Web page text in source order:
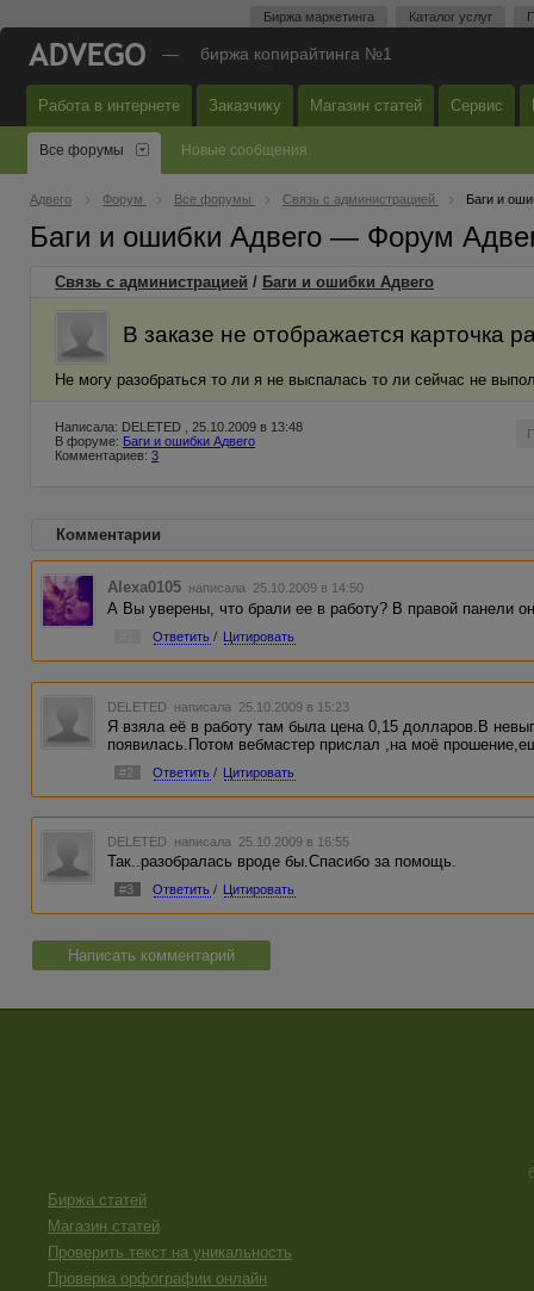
Биржа маркетинга Каталог услуг
— биржа копирайтинга №1
Работа в интернете Заказчику Магазин статей Сервис
Все форумы Новые сообщения
Адвего Форум Все форумы Связь с администрацией Баги и
Баги и ошибки Адвего — Форум
Связь с администрацией / Баги и ошибки Адвего
В заказе не отображается карточка
Не могу разобраться то ли я не выспалась то ли сейчас не
Написала: DELETED , 25.10.2009 в 13:48
В форуме: Баги и ошибки Адвего
Комментариев: 3
Комментарии
Alexa0105 написала 25.10.2009 в 14:50
А Вы уверены, что брали ее в работу? В правой панели
Ответить / Цитировать
DELETED написала 25.10.2009 в 15:23
Я взяла её в работу там была цена 0,15 долларов.В
появилась.Потом вебмастер прислал ,на моё
#2 Ответить / Цитировать
DELETED написала 25.10.2009 в 16:55
Так..разобралась вроде бы.Спасибо за помощь.
#3 Ответить / Цитировать
Написать комментарий
Биржа статей
Магазин статей
Проверить текст на уникальность
Проверка орфографии онлайн